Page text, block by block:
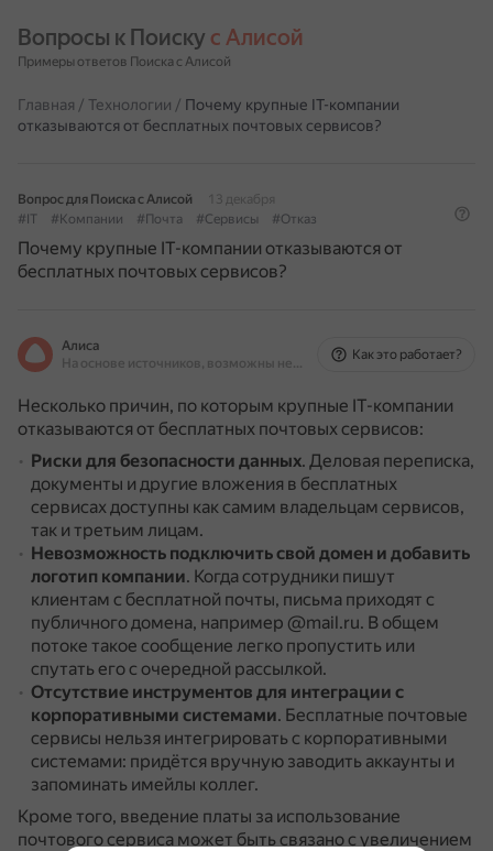
Вопросы к Поиску с Алисой
Примеры ответов Поиска с Алисой
Главная / Технологии / Почему крупные IT-компании
отказываются от бесплатных почтовых сервисов?
Вопрос для Поиска с Алисой
13 декабря
#IT
#Компании #Почта #Сервисы #Отказ
Почему крупные IT-компании отказываются от
бесплатных почтовых сервисов?
Алиса
На основе источников, возможны неточности
Как это работает?
Несколько причин, по которым крупные IT-компании
отказываются от бесплатных почтовых сервисов:
Риски для безопасности данных. Деловая переписка,
документы и другие вложения в бесплатных
сервисах доступны как самим владельцам сервисов,
так и третьим лицам.
Невозможность подключить свой домен и добавить
логотип компании. Когда сотрудники пишут
клиентам с бесплатной почты, письма приходят с
публичного домена, например @mail.ru. В общем
потоке такое сообщение легко пропустить или
спутать его с очередной рассылкой.
Отсутствие инструментов для интеграции с
корпоративными системами. Бесплатные почтовые
сервисы нельзя интегрировать с корпоративными
системами: придётся вручную заводить аккаунты и
запоминать имейлы коллег.
Кроме того, введение платы за использование
почтового сервиса может быть связано с увеличением